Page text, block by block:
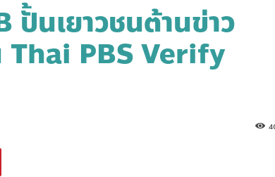
ปั้นเยาวชนต้านข่าว
Thai PBS Verify